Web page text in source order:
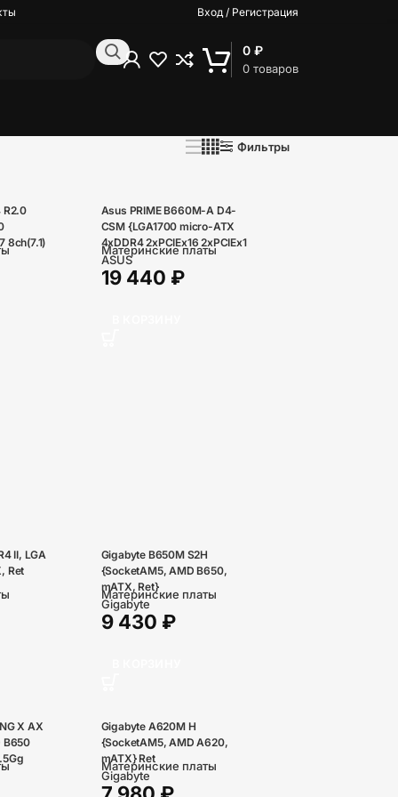
Вход / Регистрация
0 товаров
0 ₽
Фильтры
R2.0
8ch(7.1)
Asus PRIME B660M-A D4-
CSM {LGA1700 micro-ATX
4xDDR4 2xPCIEx16 2xPCIEx1
3xM.2 HDMI DP GLAN}
Материнские платы
ASUS
19 440 ₽
II, LGA
Ret
Gigabyte B650M S2H
{SocketAM5, AMD B650,
mATX, Ret}
Материнские платы
Gigabyte
9 430 ₽
X AX
B650
Gigabyte A620M H
{SocketAM5, AMD A620,
mATX} Ret
Материнские платы
Gigabyte